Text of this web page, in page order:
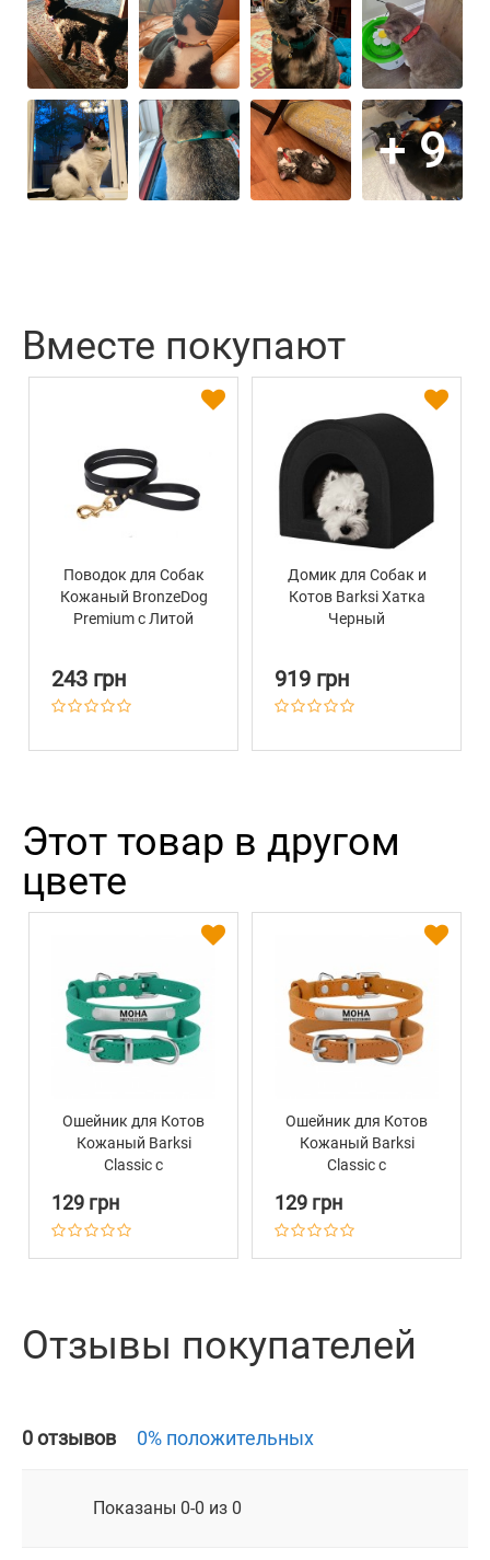
+ 9
Вместе покупают
Поводок для Собак
Кожаный BronzeDog
Premium с Литой
243 грн
Домик для Собак и
Котов Barksi Хатка
Черный
919 грн
Этот товар в другом
цвете
Ошейник для Котов
Кожаный Barksi
Classic с
Фурнитурой
Бирюзовый
129 грн
Ошейник для Котов
Кожаный Barksi
Classic с
Фурнитурой
Горчичный
129 грн
Отзывы покупателей
0 отзывов 0% положительных
Показаны 0-0 из 0